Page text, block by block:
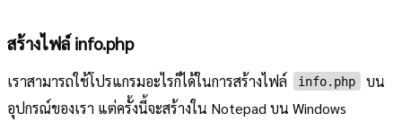
สร้างไฟล์ info.php
เราสามารถใช้โปรแกรมอะไรก็ได้ในการสร้างไฟล์ info.php
บน
อุปกรณ์ของเรา แต่ครั้งนี้จะสร้างใน Notepad บน Windows